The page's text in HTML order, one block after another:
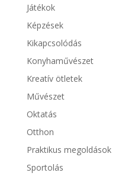
Játékok
Képzések
Kikapcsolódás
Konyhaművészet
Kreatív ötletek
Művészet
Oktatás
Otthon
Praktikus megoldások
Sportolás